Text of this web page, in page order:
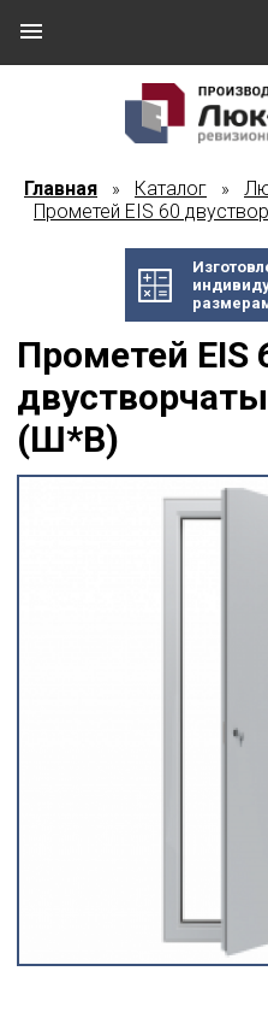
Главная » Каталог »
Прометей EIS 60
Прометей EIS
(Ш*В)